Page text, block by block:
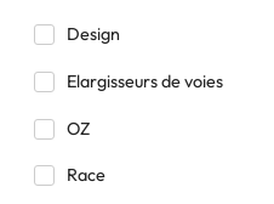
Design
Elargisseurs de voies
OZ
Race